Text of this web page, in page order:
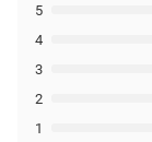
1
2
3
4
5